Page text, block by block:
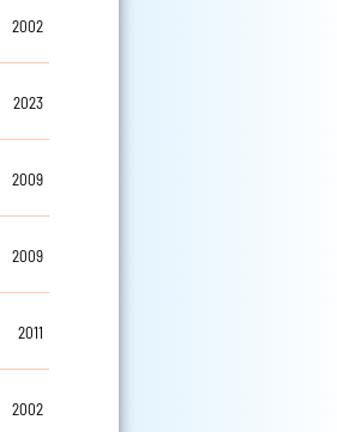
2002
2023
2009
2009
2011
2002